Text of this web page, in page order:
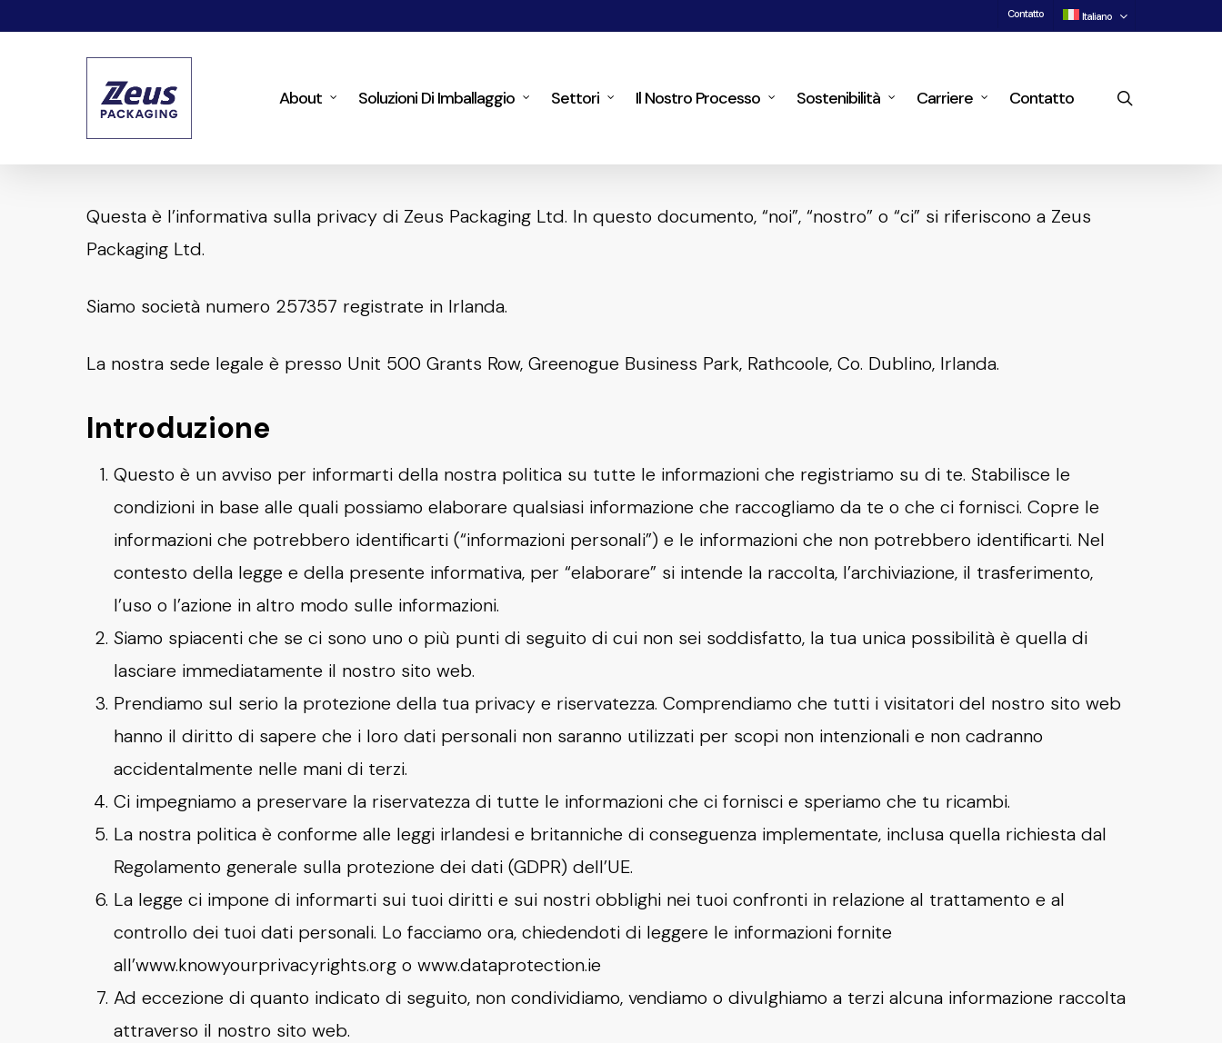
Contatto Italiano
About Soluzioni Di Imballaggio Settori Il Nostro Processo Sostenibilità Carriere Contatto
Questa è l’informativa sulla privacy di Zeus Packaging Ltd. In questo documento, “noi”, “nostro” o “ci” si riferiscono a Zeus
Packaging Ltd.
Siamo società numero 257357 registrate in Irlanda.
La nostra sede legale è presso Unit 500 Grants Row, Greenogue Business Park, Rathcoole, Co. Dublino, Irlanda.
Introduzione
Questo è un avviso per informarti della nostra politica su tutte le informazioni che registriamo su di te. Stabilisce le
condizioni in base alle quali possiamo elaborare qualsiasi informazione che raccogliamo da te o che ci fornisci. Copre le
informazioni che potrebbero identificarti (“informazioni personali”) e le informazioni che non potrebbero identificarti. Nel
contesto della legge e della presente informativa, per “elaborare” si intende la raccolta, l’archiviazione, il trasferimento,
l’uso o l’azione in altro modo sulle informazioni.
Siamo spiacenti che se ci sono uno o più punti di seguito di cui non sei soddisfatto, la tua unica possibilità è quella di
lasciare immediatamente il nostro sito web.
Prendiamo sul serio la protezione della tua privacy e riservatezza. Comprendiamo che tutti i visitatori del nostro sito web
hanno il diritto di sapere che i loro dati personali non saranno utilizzati per scopi non intenzionali e non cadranno
accidentalmente nelle mani di terzi.
Ci impegniamo a preservare la riservatezza di tutte le informazioni che ci fornisci e speriamo che tu ricambi.
La nostra politica è conforme alle leggi irlandesi e britanniche di conseguenza implementate, inclusa quella richiesta dal
Regolamento generale sulla protezione dei dati (GDPR) dell’UE.
La legge ci impone di informarti sui tuoi diritti e sui nostri obblighi nei tuoi confronti in relazione al trattamento e al
controllo dei tuoi dati personali. Lo facciamo ora, chiedendoti di leggere le informazioni fornite
all’www.knowyourprivacyrights.org o www.dataprotection.ie
Ad eccezione di quanto indicato di seguito, non condividiamo, vendiamo o divulghiamo a terzi alcuna informazione raccolta
attraverso il nostro sito web.